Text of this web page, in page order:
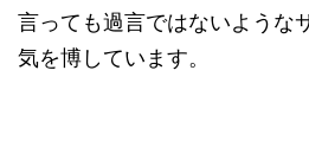
言っても過言ではないような
気を博しています。